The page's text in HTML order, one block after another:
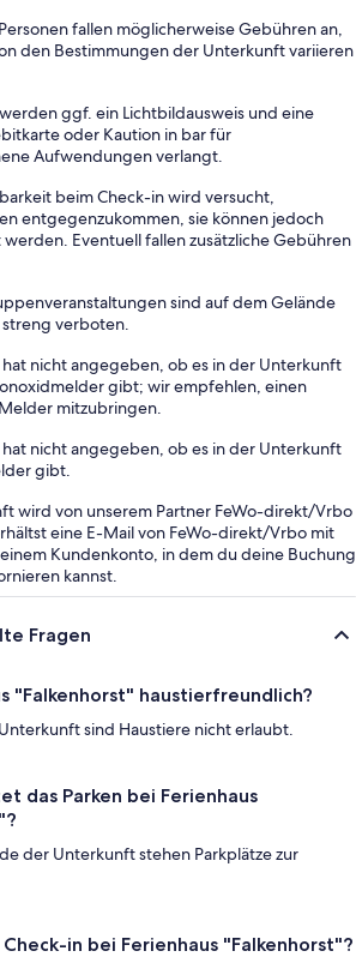
fallen möglicherweise Gebühren an,
den Bestimmungen der Unterkunft variieren
ggf. ein Lichtbildausweis und eine
oder Kaution in bar für
Aufwendungen verlangt.
beim Check-in wird versucht,
entgegenzukommen, sie können jedoch
Eventuell fallen zusätzliche Gebühren
sind auf dem Gelände
verboten.
nicht angegeben, ob es in der Unterkunft
gibt; wir empfehlen, einen
mitzubringen.
nicht angegeben, ob es in der Unterkunft
gibt.
wird von unserem Partner FeWo-direkt/Vrbo
eine E-Mail von FeWo-direkt/Vrbo mit
Kundenkonto, in dem du deine Buchung
kannst.
Fragen
"Falkenhorst" haustierfreundlich?
sind Haustiere nicht erlaubt.
das Parken bei Ferienhaus
der Unterkunft stehen Parkplätze zur
in bei Ferienhaus "Falkenhorst"?